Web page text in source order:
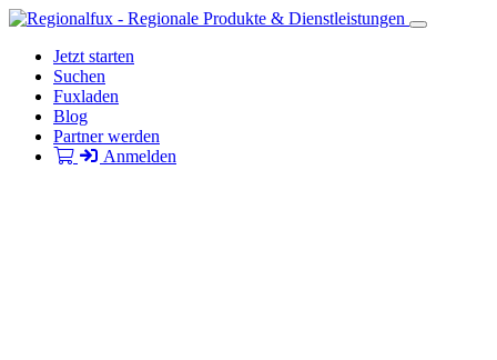
Jetzt starten
Suchen
Fuxladen
Blog
Partner werden
Anmelden